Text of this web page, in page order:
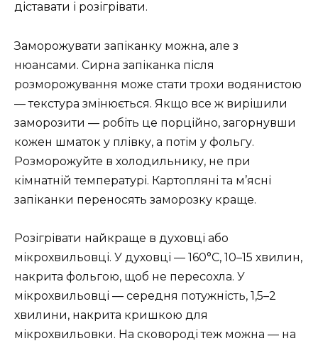
діставати і розігрівати.
Заморожувати запіканку можна, але з
нюансами. Сирна запіканка після
розморожування може стати трохи водянистою
— текстура змінюється. Якщо все ж вирішили
заморозити — робіть це порційно, загорнувши
кожен шматок у плівку, а потім у фольгу.
Розморожуйте в холодильнику, не при
кімнатній температурі. Картопляні та м’ясні
запіканки переносять заморозку краще.
Розігрівати найкраще в духовці або
мікрохвильовці. У духовці — 160°C, 10–15 хвилин,
накрита фольгою, щоб не пересохла. У
мікрохвильовці — середня потужність, 1,5–2
хвилини, накрита кришкою для
мікрохвильовки. На сковороді теж можна — на